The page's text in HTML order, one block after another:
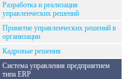
Разработка и реализация
управленческих решений
Принятие управленческих решений в
организации
Кадровые решения
Система управления предприятием
типа ERP